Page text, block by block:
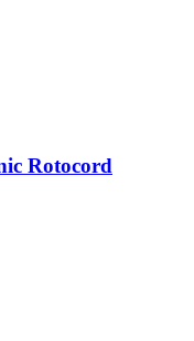
Rotocord